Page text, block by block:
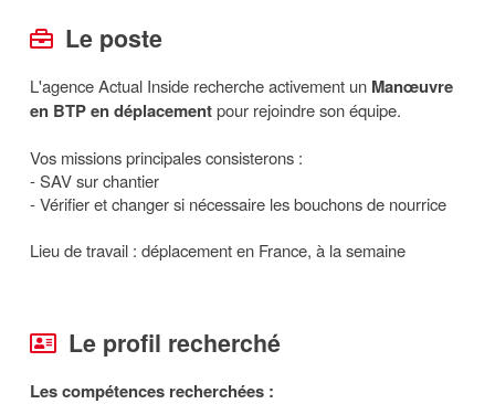
Le poste
L'agence Actual Inside recherche activement un Manœuvre
en BTP en déplacementpour rejoindre son équipe.
Vos missions principales consisterons :
- SAV sur chantier
- Vérifier et changer si nécessaire les bouchons de nourrice
Lieu de travail : déplacement en France, à la semaine
Le profil recherché
Les compétences recherchées :